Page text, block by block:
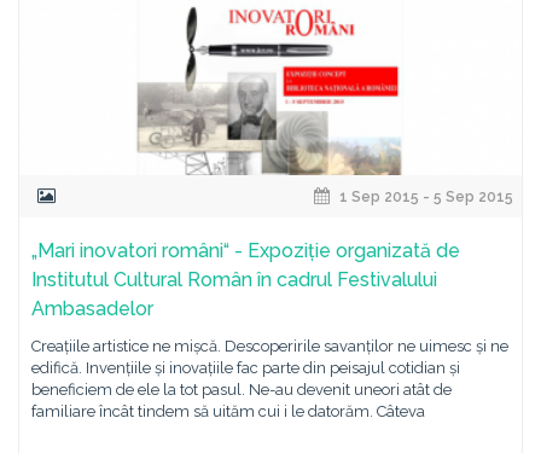
1 Sep 2015 - 5 Sep 2015
„Mari inovatori români“ - Expoziție organizată de
Institutul Cultural Român în cadrul Festivalului
Ambasadelor
Creațiile artistice ne mișcă. Descoperirile savanților ne uimesc și ne
edifică. Invențiile și inovațiile fac parte din peisajul cotidian și
beneficiem de ele la tot pasul. Ne-au devenit uneori atât de
familiare încât tindem să uităm cui i le datorăm. Câteva